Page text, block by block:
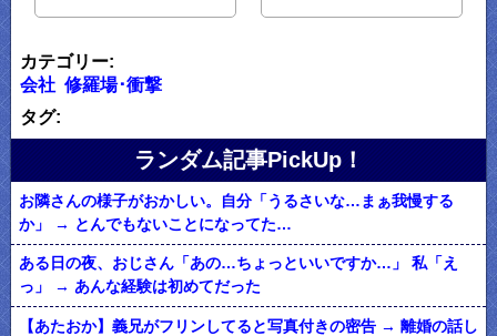
カテゴリー:
会社 修羅場･衝撃
タグ:
ランダム記事PickUp！
お隣さんの様子がおかしい。自分「うるさいな…まぁ我慢する
か」 → とんでもないことになってた…
ある日の夜、おじさん「あの…ちょっといいですか…」 私「え
っ」 → あんな経験は初めてだった
【あたおか】義兄がフリンしてると写真付きの密告 → 離婚の話し